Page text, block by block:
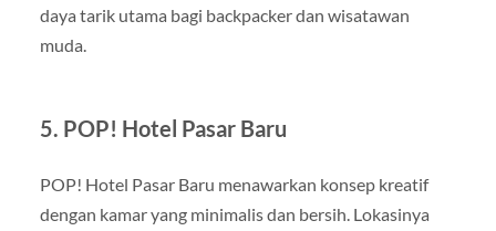
daya tarik utama bagi backpacker dan wisatawan
muda.
5. POP! Hotel Pasar Baru
POP! Hotel Pasar Baru menawarkan konsep kreatif
dengan kamar yang minimalis dan bersih. Lokasinya